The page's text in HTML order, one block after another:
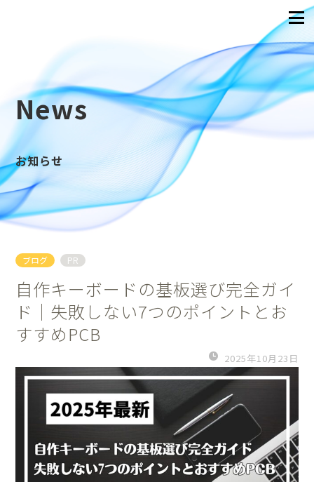
News
お知らせ
ブログ PR
自作キーボードの基板選び完全ガイ
ド｜失敗しない7つのポイントとお
すすめPCB
2025年10月23日